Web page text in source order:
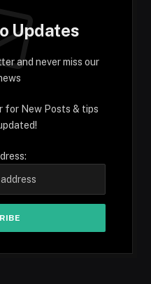
Updates
and never miss our
for New Posts & tips